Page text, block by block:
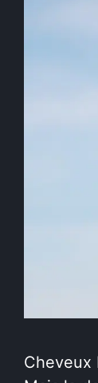
Cheveux